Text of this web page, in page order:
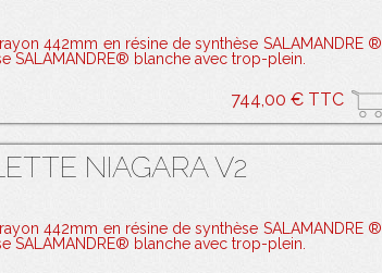
442mm en résine de synthèse SALAMANDRE ®
SALAMANDRE® blanche avec trop-plein.
744,00 € TTC
NIAGARA V2
442mm en résine de synthèse SALAMANDRE ®
SALAMANDRE® blanche avec trop-plein.